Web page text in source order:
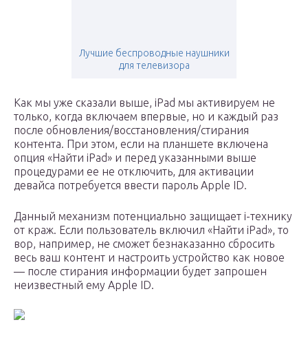
Лучшие беспроводные наушники
для телевизора
Как мы уже сказали выше, iPad мы активируем не
только, когда включаем впервые, но и каждый раз
после обновления/восстановления/стирания
контента. При этом, если на планшете включена
опция «Найти iPad» и перед указанными выше
процедурами ее не отключить, для активации
девайса потребуется ввести пароль Apple ID.
Данный механизм потенциально защищает i-технику
от краж. Если пользователь включил «Найти iPad», то
вор, например, не сможет безнаказанно сбросить
весь ваш контент и настроить устройство как новое
— после стирания информации будет запрошен
неизвестный ему Apple ID.